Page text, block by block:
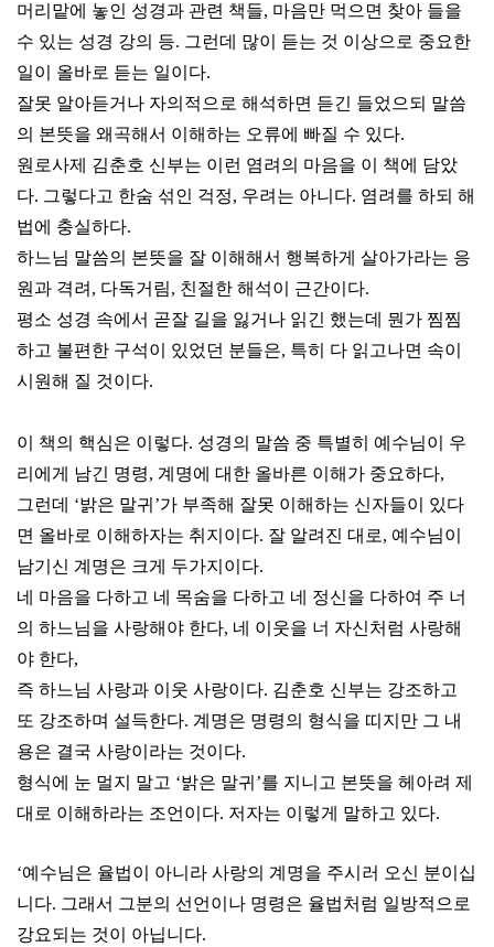
머리맡에 놓인 성경과 관련 책들, 마음만 먹으면 찾아 들을
수 있는 성경 강의 등. 그런데 많이 듣는 것 이상으로 중요한
일이 올바로 듣는 일이다.
잘못 알아듣거나 자의적으로 해석하면 듣긴 들었으되 말씀
의 본뜻을 왜곡해서 이해하는 오류에 빠질 수 있다.
원로사제 김춘호 신부는 이런 염려의 마음을 이 책에 담았
다. 그렇다고 한숨 섞인 걱정, 우려는 아니다. 염려를 하되 해
법에 충실하다.
하느님 말씀의 본뜻을 잘 이해해서 행복하게 살아가라는 응
원과 격려, 다독거림, 친절한 해석이 근간이다.
평소 성경 속에서 곧잘 길을 잃거나 읽긴 했는데 뭔가 찜찜
하고 불편한 구석이 있었던 분들은, 특히 다 읽고나면 속이
시원해 질 것이다.
이 책의 핵심은 이렇다. 성경의 말씀 중 특별히 예수님이 우
리에게 남긴 명령, 계명에 대한 올바른 이해가 중요하다,
그런데 ‘밝은 말귀’가 부족해 잘못 이해하는 신자들이 있다
면 올바로 이해하자는 취지이다. 잘 알려진 대로, 예수님이
남기신 계명은 크게 두가지이다.
네 마음을 다하고 네 목숨을 다하고 네 정신을 다하여 주 너
의 하느님을 사랑해야 한다, 네 이웃을 너 자신처럼 사랑해
야 한다,
즉 하느님 사랑과 이웃 사랑이다. 김춘호 신부는 강조하고
또 강조하며 설득한다. 계명은 명령의 형식을 띠지만 그 내
용은 결국 사랑이라는 것이다.
형식에 눈 멀지 말고 ‘밝은 말귀’를 지니고 본뜻을 헤아려 제
대로 이해하라는 조언이다. 저자는 이렇게 말하고 있다.
‘예수님은 율법이 아니라 사랑의 계명을 주시러 오신 분이십
니다. 그래서 그분의 선언이나 명령은 율법처럼 일방적으로
강요되는 것이 아닙니다.